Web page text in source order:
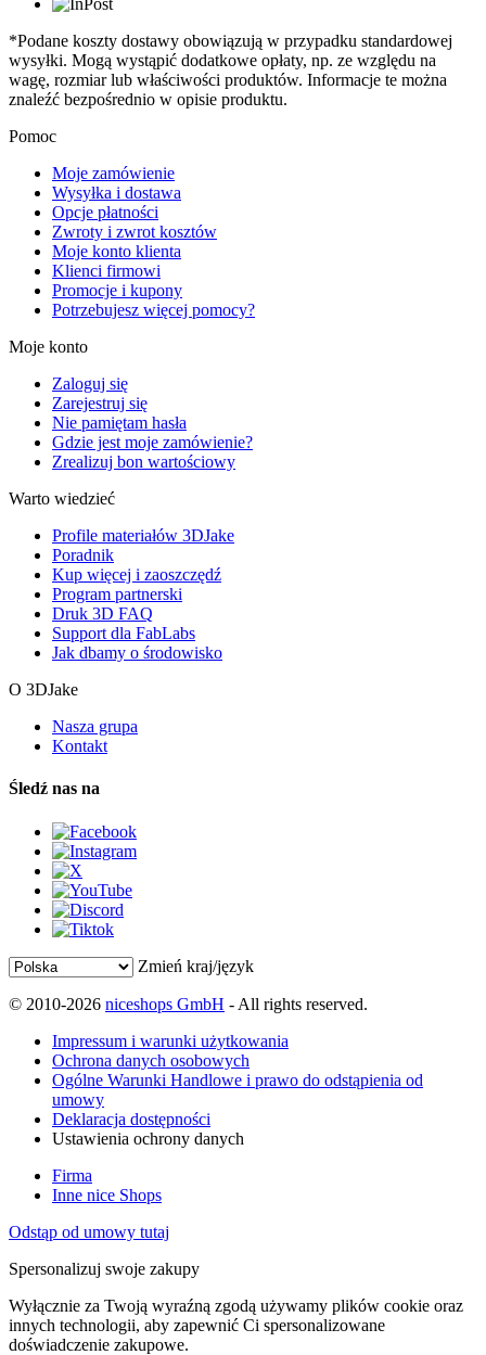
*Podane koszty dostawy obowiązują w przypadku standardowej
wysyłki. Mogą wystąpić dodatkowe opłaty, np. ze względu na
wagę, rozmiar lub właściwości produktów. Informacje te można
znaleźć bezpośrednio w opisie produktu.
Pomoc
Moje zamówienie
Wysyłka i dostawa
Opcje płatności
Zwroty i zwrot kosztów
Moje konto klienta
Klienci firmowi
Promocje i kupony
Potrzebujesz więcej pomocy?
Moje konto
Zaloguj się
Zarejestruj się
Nie pamiętam hasła
Gdzie jest moje zamówienie?
Zrealizuj bon wartościowy
Warto wiedzieć
Profile materiałów 3DJake
Poradnik
Kup więcej i zaoszczędź
Program partnerski
Druk 3D FAQ
Support dla FabLabs
Jak dbamy o środowisko
O 3DJake
Nasza grupa
Kontakt
Śledź nas na
Zmień kraj/język
© 2010-2026 niceshops GmbH - All rights reserved.
Impressum i warunki użytkowania
Ochrona danych osobowych
Ogólne Warunki Handlowe i prawo do odstąpienia od
umowy
Deklaracja dostępności
Ustawienia ochrony danych
Firma
Inne nice Shops
Odstąp od umowy tutaj
Spersonalizuj swoje zakupy
Wyłącznie za Twoją wyraźną zgodą używamy plików cookie oraz
innych technologii, aby zapewnić Ci spersonalizowane
doświadczenie zakupowe.